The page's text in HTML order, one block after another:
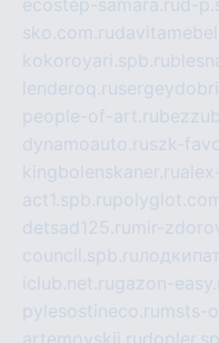
ecostep-samara.rud-
sko.com.ru
kokoroyari.spb.ru
lenderoq.ru
people-of-art.ru
dynamoauto.ruszk-
kingbolenskaner.ru
act1.spb.ru
detsad125.ru mir-
council.spb.ru
iclub.net.rugazon-
pylesostineco.ru msts-